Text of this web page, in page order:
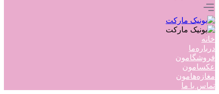
خانه
درباره‌ما
فروشگامون
عکسامون
مغازه‌هامون
تماس با ما